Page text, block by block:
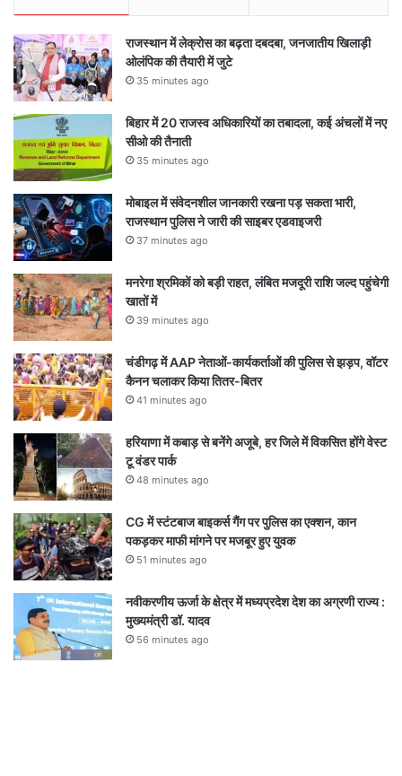
राजस्थान में लेक्रोस का बढ़ता दबदबा, जनजातीय खिलाड़ी
ओलंपिक की तैयारी में जुटे
35 minutes ago
बिहार में 20 राजस्व अधिकारियों का तबादला, कई अंचलों में नए
सीओ की तैनाती
35 minutes ago
मोबाइल में संवेदनशील जानकारी रखना पड़ सकता भारी,
राजस्थान पुलिस ने जारी की साइबर एडवाइजरी
37 minutes ago
मनरेगा श्रमिकों को बड़ी राहत, लंबित मजदूरी राशि जल्द पहुंचेगी
खातों में
39 minutes ago
चंडीगढ़ में AAP नेताओं-कार्यकर्ताओं की पुलिस से झड़प, वॉटर
कैनन चलाकर किया तितर-बितर
41 minutes ago
हरियाणा में कबाड़ से बनेंगे अजूबे, हर जिले में विकसित होंगे वेस्ट
टू वंडर पार्क
48 minutes ago
CG में स्टंटबाज बाइकर्स गैंग पर पुलिस का एक्शन, कान
पकड़कर माफी मांगने पर मजबूर हुए युवक
51 minutes ago
नवीकरणीय ऊर्जा के क्षेत्र में मध्यप्रदेश देश का अग्रणी राज्य :
मुख्यमंत्री डॉ. यादव
56 minutes ago